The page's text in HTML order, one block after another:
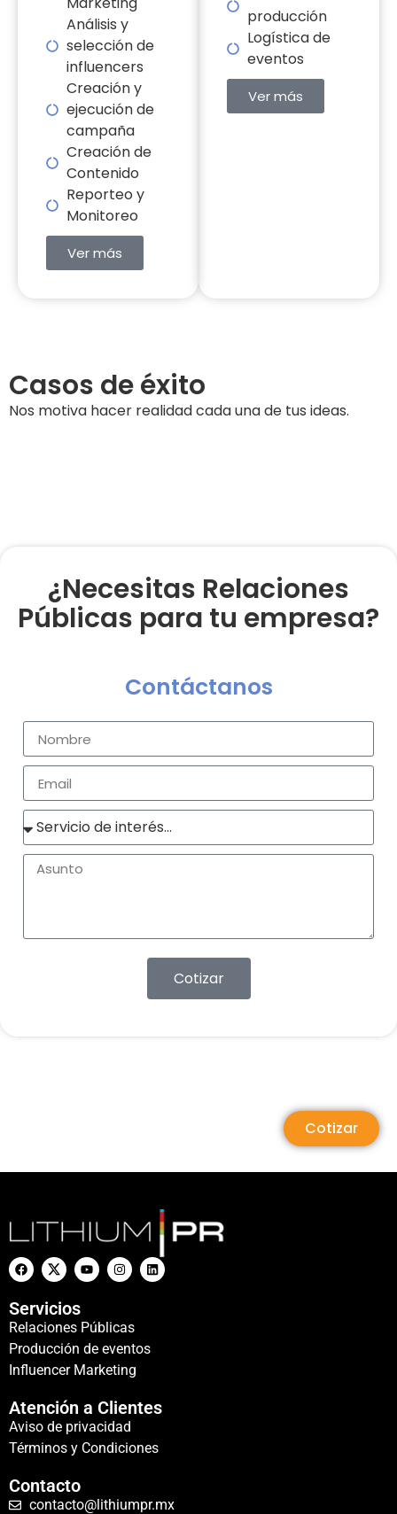
Análisis y
selección de
influencers
Creación y
ejecución de
campaña
Creación de
Contenido
Reporteo y
Monitoreo
Ver más
producción
Logística de
eventos
Ver más
Casos de éxito
Nos motiva hacer realidad cada una de tus ideas.
¿Necesitas Relaciones
Públicas para tu empresa?
Contáctanos
Cotizar
Cotizar
Servicios
Relaciones Públicas
Producción de eventos
Influencer Marketing
Atención a Clientes
Aviso de privacidad
Términos y Condiciones
Contacto
contacto@lithiumpr.mx